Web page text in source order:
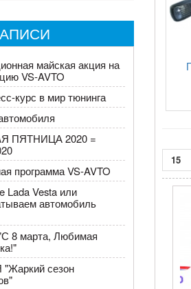
майская акция на
VS-AVTO
курс в мир тюнинга
ПЯТНИЦА 2020 =
программа VS-AVTO
Lada Vesta или
автомобиль
8 марта, Любимая
сезон
15